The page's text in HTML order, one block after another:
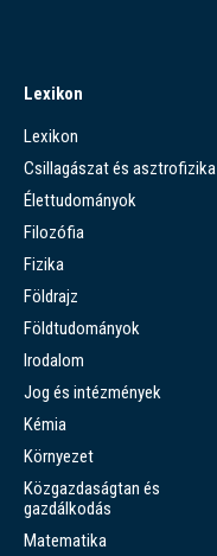
Lexikon
Lexikon
Csillagászat és asztrofizika
Élettudományok
Filozófia
Fizika
Földrajz
Földtudományok
Irodalom
Jog és intézmények
Kémia
Környezet
Közgazdaságtan és
gazdálkodás
Matematika